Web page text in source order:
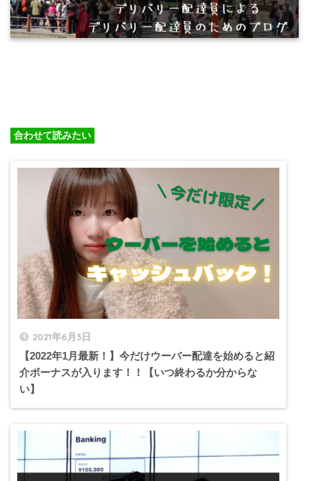
合わせて読みたい
2021年6月3日
【2022年1月最新！】今だけウーバー配達を始めると紹
介ボーナスが入ります！！【いつ終わるか分からな
い】